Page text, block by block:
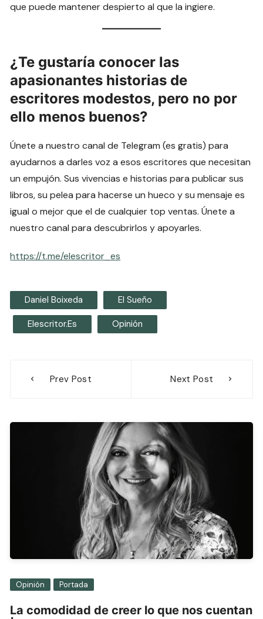
que puede mantener despierto al que la ingiere.
¿Te gustaría conocer las
apasionantes historias de
escritores modestos, pero no por
ello menos buenos?
Únete a nuestro canal de Telegram (es gratis) para
ayudarnos a darles voz a esos escritores que necesitan
un empujón. Sus vivencias e historias para publicar sus
libros, su pelea para hacerse un hueco y su mensaje es
igual o mejor que el de cualquier top ventas. Únete a
nuestro canal para descubrirlos y apoyarles.
https://t.me/elescritor_es
Daniel Boixeda El Sueño
Elescritor.es Opinión
Prev Post Next Post
Opinión Portada
La comodidad de creer lo que nos cuentan